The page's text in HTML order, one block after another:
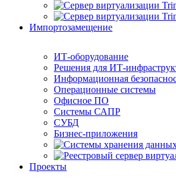
Импортозамещение
ИТ-оборудование
Решения для ИТ-
Информационная
Операционные системы
Офисное ПО
Системы САПР
СУБД
Бизнес-приложения
Проекты